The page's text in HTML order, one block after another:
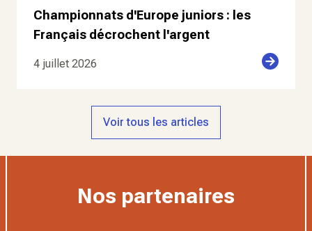
Championnats d'Europe juniors : les
Français décrochent l'argent
4 juillet 2026
Voir tous les articles
Nos partenaires